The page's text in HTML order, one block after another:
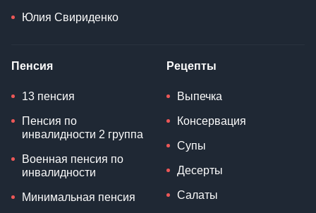
Юлия Свириденко
Пенсия
13 пенсия
Пенсия по
инвалидности 2 группа
Военная пенсия по
инвалидности
Минимальная пенсия
Рецепты
Выпечка
Консервация
Супы
Десерты
Салаты